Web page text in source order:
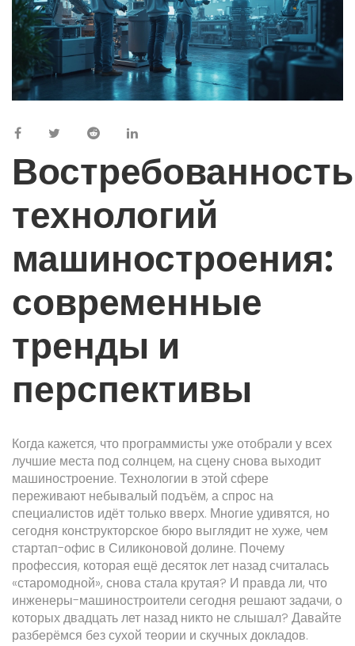
Востребованность
технологий
машиностроения:
современные
тренды и
перспективы
Когда кажется, что программисты уже отобрали у всех
лучшие места под солнцем, на сцену снова выходит
машиностроение. Технологии в этой сфере
переживают небывалый подъём, а спрос на
специалистов идёт только вверх. Многие удивятся, но
сегодня конструкторское бюро выглядит не хуже, чем
стартап-офис в Силиконовой долине. Почему
профессия, которая ещё десяток лет назад считалась
«старомодной», снова стала крутая? И правда ли, что
инженеры-машиностроители сегодня решают задачи, о
которых двадцать лет назад никто не слышал? Давайте
разберёмся без сухой теории и скучных докладов.